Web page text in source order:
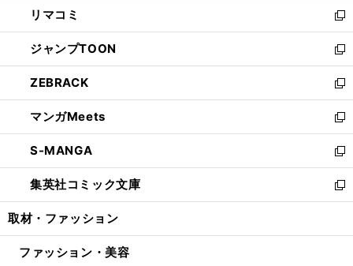
で
開
く
ド
ウ
で
開
く
ィ
ン
ド
ウ
で
開
く
い
ウ
ィ
ン
ド
ウ
で
開
く
リマコミ
新
し
い
ウ
ィ
ン
ド
ウ
で
開
く
ジャンプTOON
新
し
い
ウ
ィ
ン
ド
ウ
で
開
ZEBRACK
新
し
い
ウ
ィ
ン
ド
ウ
開
マンガMeets
新
し
い
ウ
ィ
ン
ウ
S-MANGA
新
し
い
ウ
ン
集英社コミック文庫
新
し
ウ
取材・ファッション
ファッション・美容